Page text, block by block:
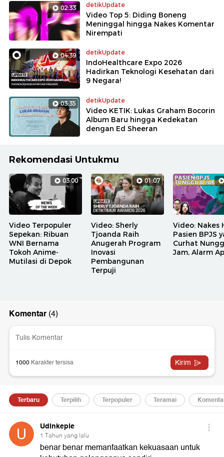
02:33 detikUpdate
Video Top 5: Diding Boneng
Meninggal hingga Nakes Komentar
Nirempati
04:39 detikUpdate
IndoHealthcare Expo 2026
Hadirkan Teknologi Kesehatan dari
9 Negara!
03:35 detikUpdate
Video KETIK: Lukas Graham Bocorin
Album Baru hingga Kedekatan
dengan Ed Sheeran
Rekomendasi Untukmu
03:00
Video Terpopuler
Sepekan: Ribuan
WNI Bernama
Tokoh Anime-
Mutilasi di Depok
01:07
Video: Sherly
Tjoanda Raih
Anugerah Program
Inovasi
Pembangunan
Terpuji
Video: Nakes
Pasien BPJS
Curhat
Jam, Alarm